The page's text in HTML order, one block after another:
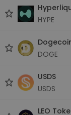
HYPE
DOGE
USDS
USDS
LEO